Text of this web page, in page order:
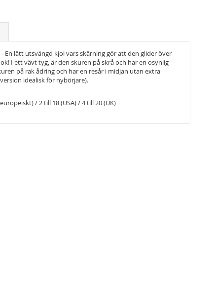
En lätt utsvängd kjol vars skärning gör att den glider över
I ett vävt tyg, är den skuren på skrå och har en osynlig
på rak ådring och har en resår i midjan utan extra
idealisk för nybörjare).
/ 2 till 18 (USA) / 4 till 20 (UK)